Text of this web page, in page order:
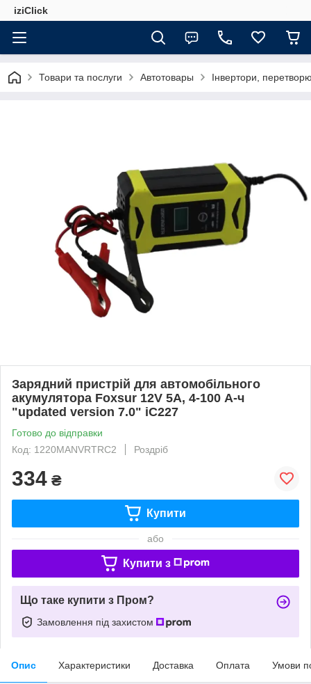
iziClick
Товари та послуги Автотовары Інвертори,
Зарядний пристрій для автомобільного
акумулятора Foxsur 12V 5A, 4-100 А-ч
"updated version 7.0" iC227
Готово до відправки
Код: 1220MANVRTRC2
Роздріб
334 ₴
Купити
або
Купити з
Що таке купити з Пром?
Замовлення під захистом
Опис Характеристики Доставка Оплата Умови